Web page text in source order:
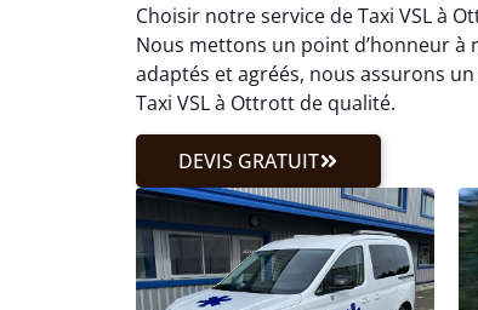
Choisir notre service de Taxi VSL à
Nous mettons un point d’honneur à
adaptés et agréés, nous assurons
Taxi VSL à Ottrott de qualité.
DEVIS GRATUIT